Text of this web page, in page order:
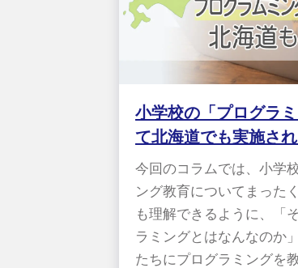
小学校の「プログラ
て北海道でも実施さ
今回のコラムでは、小学
ング教育についてまった
も理解できるように、「
ラミングとはなんなのか
たちにプログラミングを